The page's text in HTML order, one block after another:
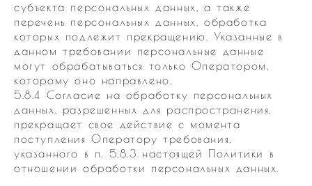
субъекта персональных данных, а также
перечень персональных данных, обработка
которых подлежит прекращению. Указанные в
данном требовании персональные данные
могут обрабатываться только Оператором,
которому оно направлено.
5.8.4 Согласие на обработку персональных
данных, разрешенных для распространения,
прекращает свое действие с момента
поступления Оператору требования,
указанного в п. 5.8.3 настоящей Политики в
отношении обработки персональных данных.